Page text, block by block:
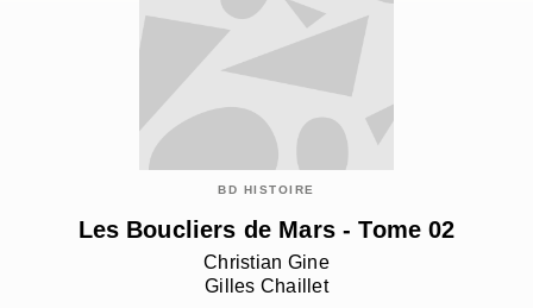
BD HISTOIRE
Les Boucliers de Mars - Tome 02
Christian Gine
Gilles Chaillet